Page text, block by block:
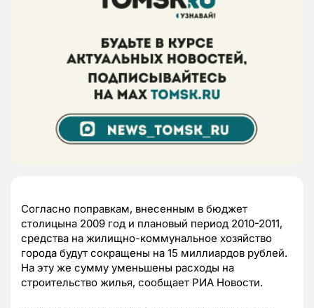
Согласно поправкам, внесенным в бюджет
столицына 2009 год и плановый период 2010-2011,
средства на жилищно-коммунальное хозяйство
города будут сокращены на 15 миллиардов рублей.
На эту же сумму уменьшены расходы на
строительство жилья, сообщает РИА Новости.